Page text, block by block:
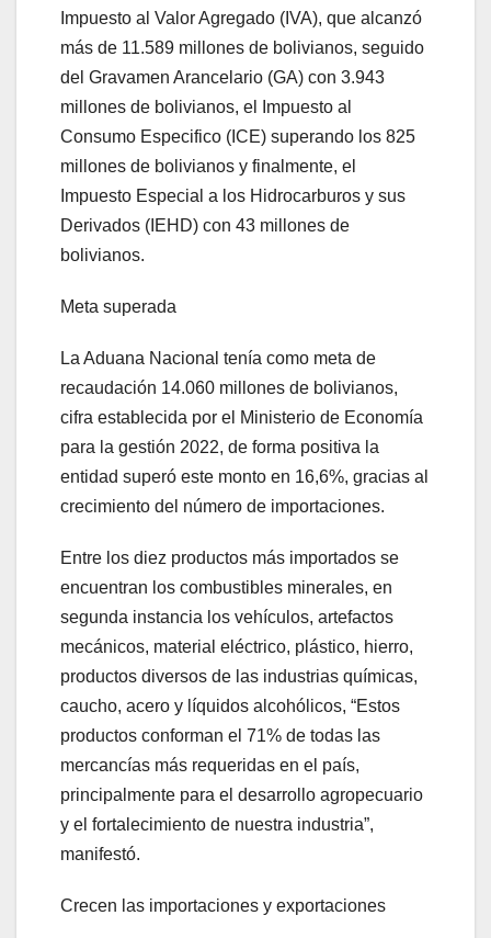
Impuesto al Valor Agregado (IVA), que alcanzó
más de 11.589 millones de bolivianos, seguido
del Gravamen Arancelario (GA) con 3.943
millones de bolivianos, el Impuesto al
Consumo Especifico (ICE) superando los 825
millones de bolivianos y finalmente, el
Impuesto Especial a los Hidrocarburos y sus
Derivados (IEHD) con 43 millones de
bolivianos.
Meta superada
La Aduana Nacional tenía como meta de
recaudación 14.060 millones de bolivianos,
cifra establecida por el Ministerio de Economía
para la gestión 2022, de forma positiva la
entidad superó este monto en 16,6%, gracias al
crecimiento del número de importaciones.
Entre los diez productos más importados se
encuentran los combustibles minerales, en
segunda instancia los vehículos, artefactos
mecánicos, material eléctrico, plástico, hierro,
productos diversos de las industrias químicas,
caucho, acero y líquidos alcohólicos, “Estos
productos conforman el 71% de todas las
mercancías más requeridas en el país,
principalmente para el desarrollo agropecuario
y el fortalecimiento de nuestra industria”,
manifestó.
Crecen las importaciones y exportaciones